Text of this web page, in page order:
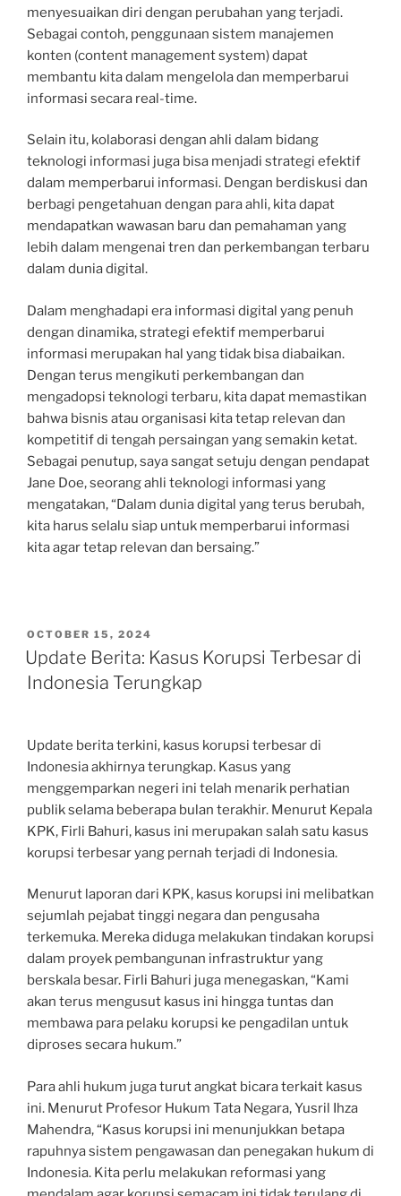
menyesuaikan diri dengan perubahan yang terjadi.
Sebagai contoh, penggunaan sistem manajemen
konten (content management system) dapat
membantu kita dalam mengelola dan memperbarui
informasi secara real-time.
Selain itu, kolaborasi dengan ahli dalam bidang
teknologi informasi juga bisa menjadi strategi efektif
dalam memperbarui informasi. Dengan berdiskusi dan
berbagi pengetahuan dengan para ahli, kita dapat
mendapatkan wawasan baru dan pemahaman yang
lebih dalam mengenai tren dan perkembangan terbaru
dalam dunia digital.
Dalam menghadapi era informasi digital yang penuh
dengan dinamika, strategi efektif memperbarui
informasi merupakan hal yang tidak bisa diabaikan.
Dengan terus mengikuti perkembangan dan
mengadopsi teknologi terbaru, kita dapat memastikan
bahwa bisnis atau organisasi kita tetap relevan dan
kompetitif di tengah persaingan yang semakin ketat.
Sebagai penutup, saya sangat setuju dengan pendapat
Jane Doe, seorang ahli teknologi informasi yang
mengatakan, “Dalam dunia digital yang terus berubah,
kita harus selalu siap untuk memperbarui informasi
kita agar tetap relevan dan bersaing.”
POSTED
ON
OCTOBER 15, 2024
Update Berita: Kasus Korupsi Terbesar di
Indonesia Terungkap
Update berita terkini, kasus korupsi terbesar di
Indonesia akhirnya terungkap. Kasus yang
menggemparkan negeri ini telah menarik perhatian
publik selama beberapa bulan terakhir. Menurut Kepala
KPK, Firli Bahuri, kasus ini merupakan salah satu kasus
korupsi terbesar yang pernah terjadi di Indonesia.
Menurut laporan dari KPK, kasus korupsi ini melibatkan
sejumlah pejabat tinggi negara dan pengusaha
terkemuka. Mereka diduga melakukan tindakan korupsi
dalam proyek pembangunan infrastruktur yang
berskala besar. Firli Bahuri juga menegaskan, “Kami
akan terus mengusut kasus ini hingga tuntas dan
membawa para pelaku korupsi ke pengadilan untuk
diproses secara hukum.”
Para ahli hukum juga turut angkat bicara terkait kasus
ini. Menurut Profesor Hukum Tata Negara, Yusril Ihza
Mahendra, “Kasus korupsi ini menunjukkan betapa
rapuhnya sistem pengawasan dan penegakan hukum di
Indonesia. Kita perlu melakukan reformasi yang